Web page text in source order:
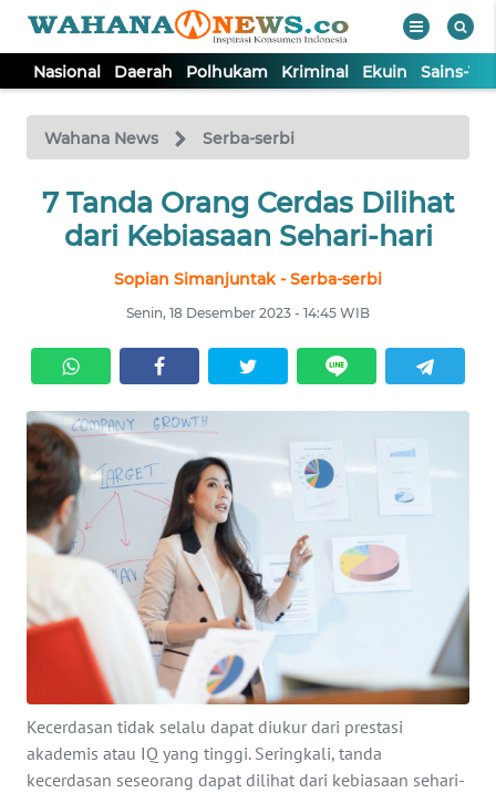
Nasional Daerah Polhukam Kriminal Ekuin Sains-
Wahana News Serba-serbi
7 Tanda Orang Cerdas Dilihat
dari Kebiasaan Sehari-hari
Sopian Simanjuntak - Serba-serbi
Senin, 18 Desember 2023 - 14:45 WIB
Kecerdasan tidak selalu dapat diukur dari prestasi
akademis atau IQ yang tinggi. Seringkali, tanda
kecerdasan seseorang dapat dilihat dari kebiasaan sehari-
TV
Tutup
NASIONAL
KRIMINAL
EKUIN
SAINS-TEKNO
KESEHATAN
INTERNASIONAL
SERBA-SERBI
PENDIDIKAN